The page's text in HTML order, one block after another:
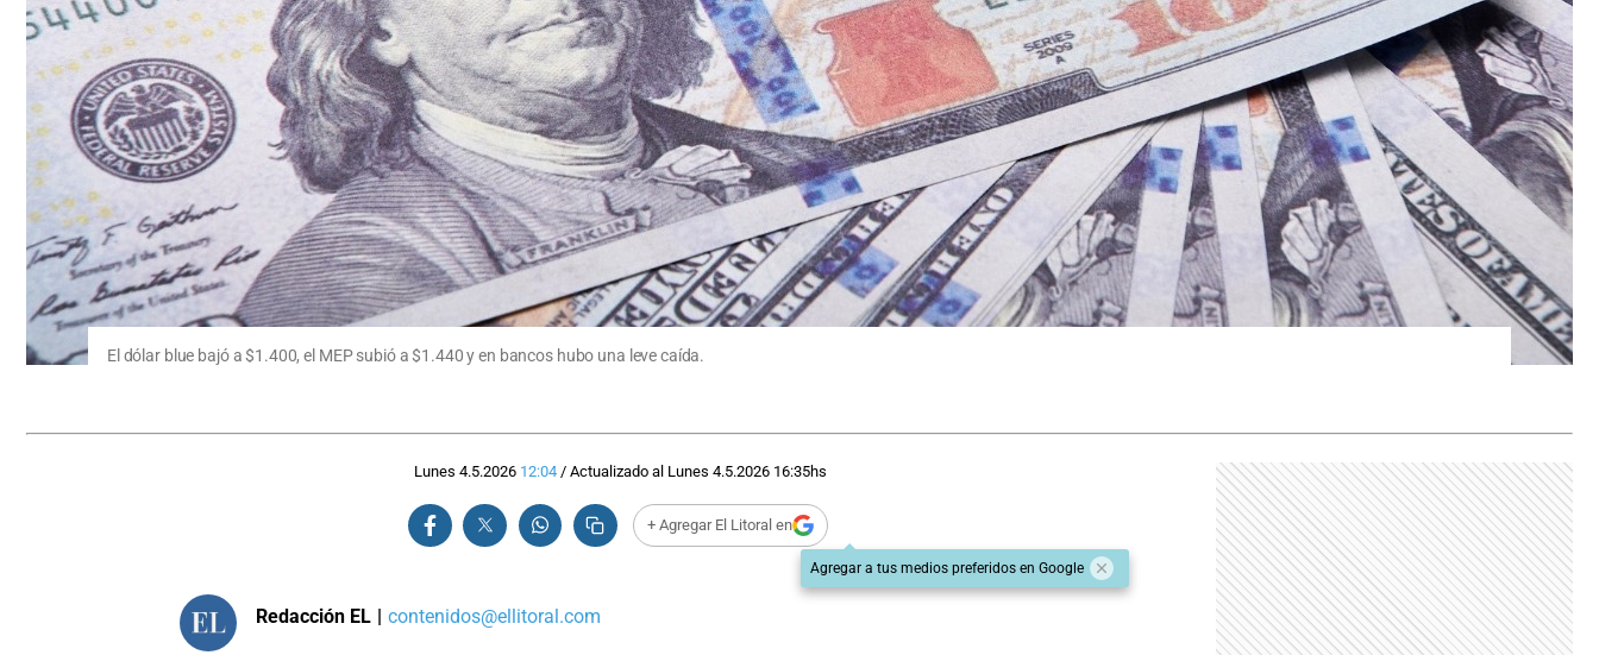
El dólar blue bajó a $1.400, el MEP subió a $1.440 y en bancos hubo una leve caída.
Lunes 4.5.2026 12:04/ Actualizado al Lunes 4.5.2026 16:35hs
+ Agregar El Litoral en
Agregar a tus medios preferidos en Google
Redacción EL | contenidos@ellitoral.com